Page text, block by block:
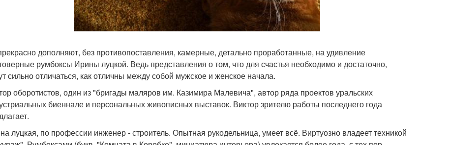
дополняют, без противопоставления, камерные, детально проработанные, на удивление
румбоксы Ирины луцкой. Ведь представления о том, что для счастья необходимо и достаточно,
сильно отличаться, как отличны между собой мужское и женское начала.
оборотистов, один из "бригады маляров им. Казимира Малевича", автор ряда проектов уральских
биеннале и персональных живописных выставок. Виктор зрителю работы последнего года
луцкая, по профессии инженер - строитель. Опытная рукодельница, умеет всё. Виртуозно владеет техникой